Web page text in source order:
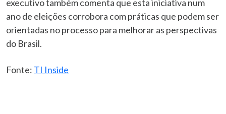
executivo também comenta que esta iniciativa num
ano de eleições corrobora com práticas que podem ser
orientadas no processo para melhorar as perspectivas
do Brasil.
Fonte: TI Inside